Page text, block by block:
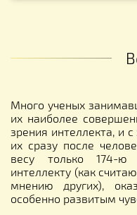
Много ученых
их наиболее
зрения интеллекта, и
их сразу после
весу только 174-ю
интеллекту (как
мнению других),
особенно развитым